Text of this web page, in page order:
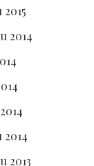
2014
2013